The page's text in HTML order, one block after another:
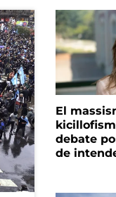
El
debate
de